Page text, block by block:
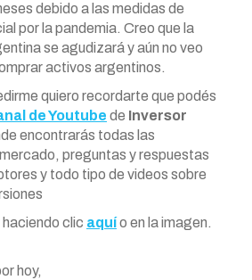
debido a las medidas de
por la pandemia. Creo que la
se agudizará y aún no veo
activos argentinos.
quiero recordarte que podés
de Youtube de Inversor
encontrarás todas las
preguntas y respuestas
y todo tipo de videos sobre
clic aquío en la imagen.
hoy,